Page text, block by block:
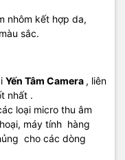
nhôm kết hợp da,
sắc.
Yến Tâm Camera , liên
nhất .
loại micro thu âm
máy tính hàng
cho các dòng